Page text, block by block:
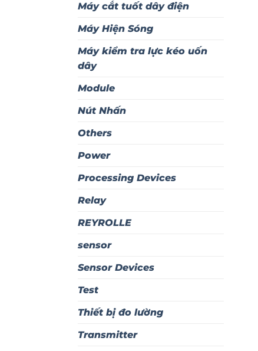
Máy cắt tuốt dây điện
Máy Hiện Sóng
Máy kiểm tra lực kéo uốn
dây
Module
Nút Nhấn
Others
Power
Processing Devices
Relay
REYROLLE
sensor
Sensor Devices
Test
Thiết bị đo lường
Transmitter